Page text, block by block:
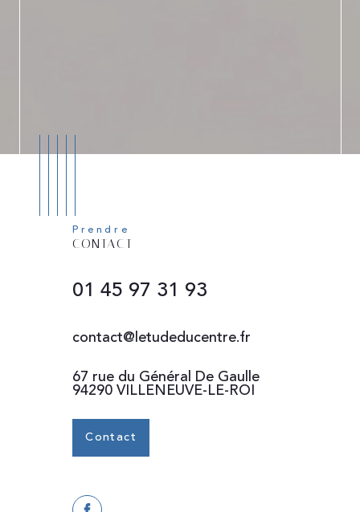
Prendre
CONTACT
01 45 97 31 93
contact@letudeducentre.fr
67 rue du Général De Gaulle
94290 VILLENEUVE-LE-ROI
Contact